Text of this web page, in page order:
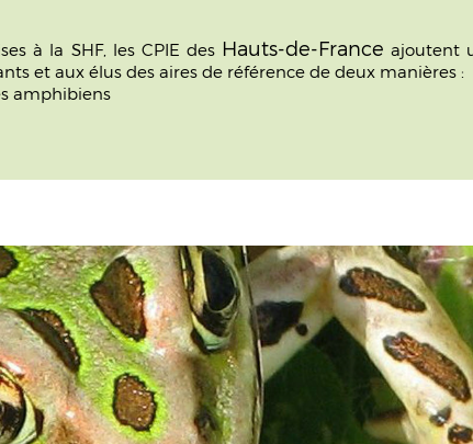
à la SHF, les CPIE des Hauts-de-France ajoutent
et aux élus des aires de référence de deux manières :
amphibiens